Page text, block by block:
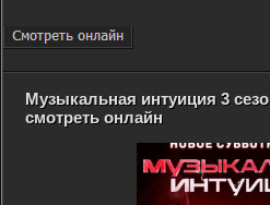
Музыкальная интуиция 3
смотреть онлайн